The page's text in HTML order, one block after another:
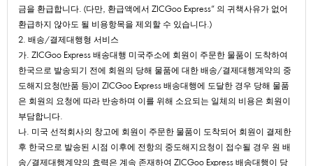
금을환급합니다.(다만,환급액에서ZICGooExpress"의귀책사유가없어
환급하지않아도될비용항목을제외할수있습니다.)
2.배송/결제대행형서비스
가.ZICGooExpress배송대행미국주소에회원이주문한물품이도착하여
한국으로발송되기전에회원의당해물품에대한배송/결제대행계약의중
도해지요청(반품등)이ZICGooExpress배송대행에도달한경우당해물품
은회원의요청에따라반송하며이를위해소요되는일체의비용은회원이
부담합니다.
나.미국선적회사의창고에회원이주문한물품이도착되어회원이결제한
후한국으로발송된시점이후에전항의중도해지요청이접수될경우원배
송/결제대행계약의효력은계속존재하여ZICGooExpress배송대행이당